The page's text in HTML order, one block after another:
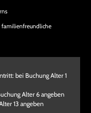
familienfreundliche
bei Buchung Alter 1
Alter 6 angeben
13 angeben